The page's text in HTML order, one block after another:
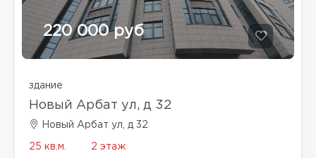
220 000 руб
здание
Новый Арбат ул, д 32
Новый Арбат ул, д 32
25 кв.м. 2 этаж